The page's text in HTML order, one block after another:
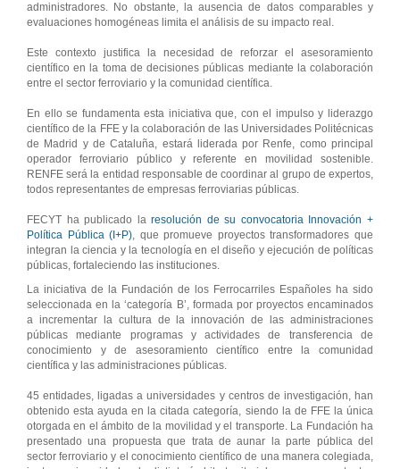
administradores. No obstante, la ausencia de datos comparables y
evaluaciones homogéneas limita el análisis de su impacto real.
Este contexto justifica la necesidad de reforzar el asesoramiento
científico en la toma de decisiones públicas mediante la colaboración
entre el sector ferroviario y la comunidad científica.
En ello se fundamenta esta iniciativa que, con el impulso y liderazgo
científico de la FFE y la colaboración de las Universidades Politécnicas
de Madrid y de Cataluña, estará liderada por Renfe, como principal
operador ferroviario público y referente en movilidad sostenible.
RENFE será la entidad responsable de coordinar al grupo de expertos,
todos representantes de empresas ferroviarias públicas.
FECYT ha publicado laresolución de su convocatoria Innovación +
Política Pública (I+P), que promueve proyectos transformadores que
integran la ciencia y la tecnología en el diseño y ejecución de políticas
públicas, fortaleciendo las instituciones.
La iniciativa de la Fundación de los Ferrocarriles Españoles ha sido
seleccionada en la ‘categoría B’, formada por proyectos encaminados
a incrementar la cultura de la innovación de las administraciones
públicas mediante programas y actividades de transferencia de
conocimiento y de asesoramiento científico entre la comunidad
científica y las administraciones públicas.
45 entidades, ligadas a universidades y centros de investigación, han
obtenido esta ayuda en la citada categoría, siendo la de FFE la única
otorgada en el ámbito de la movilidad y el transporte. La Fundación ha
presentado una propuesta que trata de aunar la parte pública del
sector ferroviario y el conocimiento científico de una manera colegiada,